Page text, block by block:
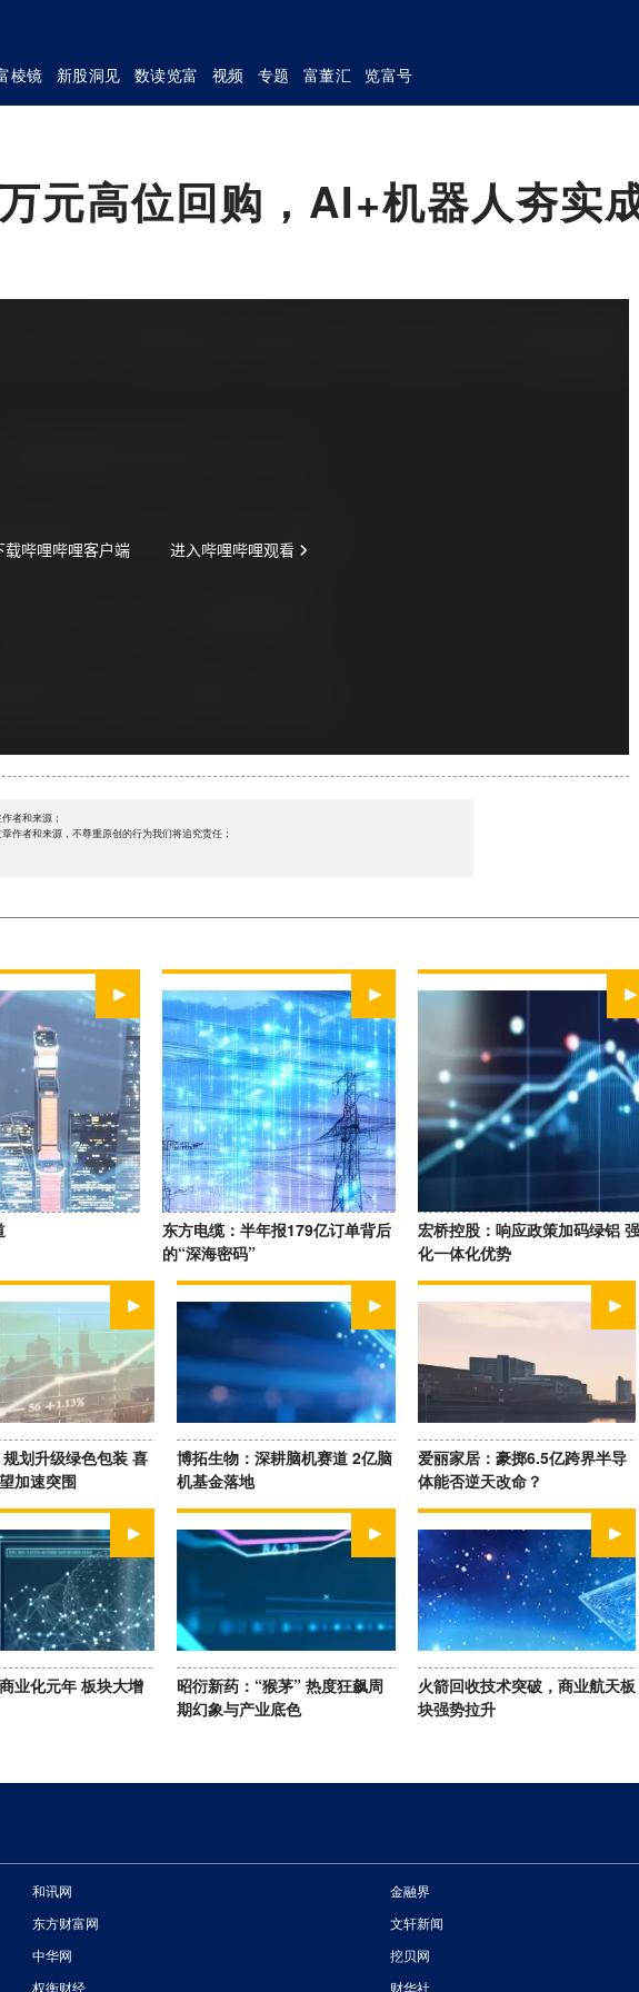
棱镜 新股洞见 数读览富 视频 专题 富董汇 览富号
元高位回购，AI+机器人夯实
者和来源；
作者和来源，不尊重原创的行为我们将追究责任；
NOW
东方电缆：半年报179亿订单背后
的“深海密码”
WATCH NOW
宏桥控股：响应政策加码绿铝 强
化一体化优势
WATCH NOW
规划升级绿色包装 喜
加速突围
WATCH NOW
博拓生物：深耕脑机赛道 2亿脑
机基金落地
WATCH NOW
爱丽家居：豪掷6.5亿跨界半导
体能否逆天改命？
WATCH NOW
业化元年 板块大增
WATCH NOW
昭衍新药：“猴茅” 热度狂飙周
期幻象与产业底色
WATCH NOW
火箭回收技术突破，商业航天板
块强势拉升
WATCH NOW
和讯网
金融界
东方财富网
文轩新闻
中华网
挖贝网
权衡财经 财华社